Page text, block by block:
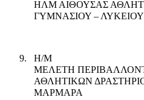
ΗΛΜ ΑΙΘΟΥΣΑΣ
ΓΥΜΝΑΣΙΟΥ –
9.
Η/Μ
ΜΕΛΕΤΗ
ΑΘΛΗΤΙΚΩΝ
ΜΑΡΜΑΡΑ